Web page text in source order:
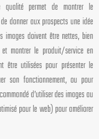
qualité permet de montrer le
donner aux prospects une idée
images doivent être nettes, bien
montrer le produit/service en
être utilisées pour présenter le
son fonctionnement, ou pour
d’utiliser des images au
pour le web) pour améliorer